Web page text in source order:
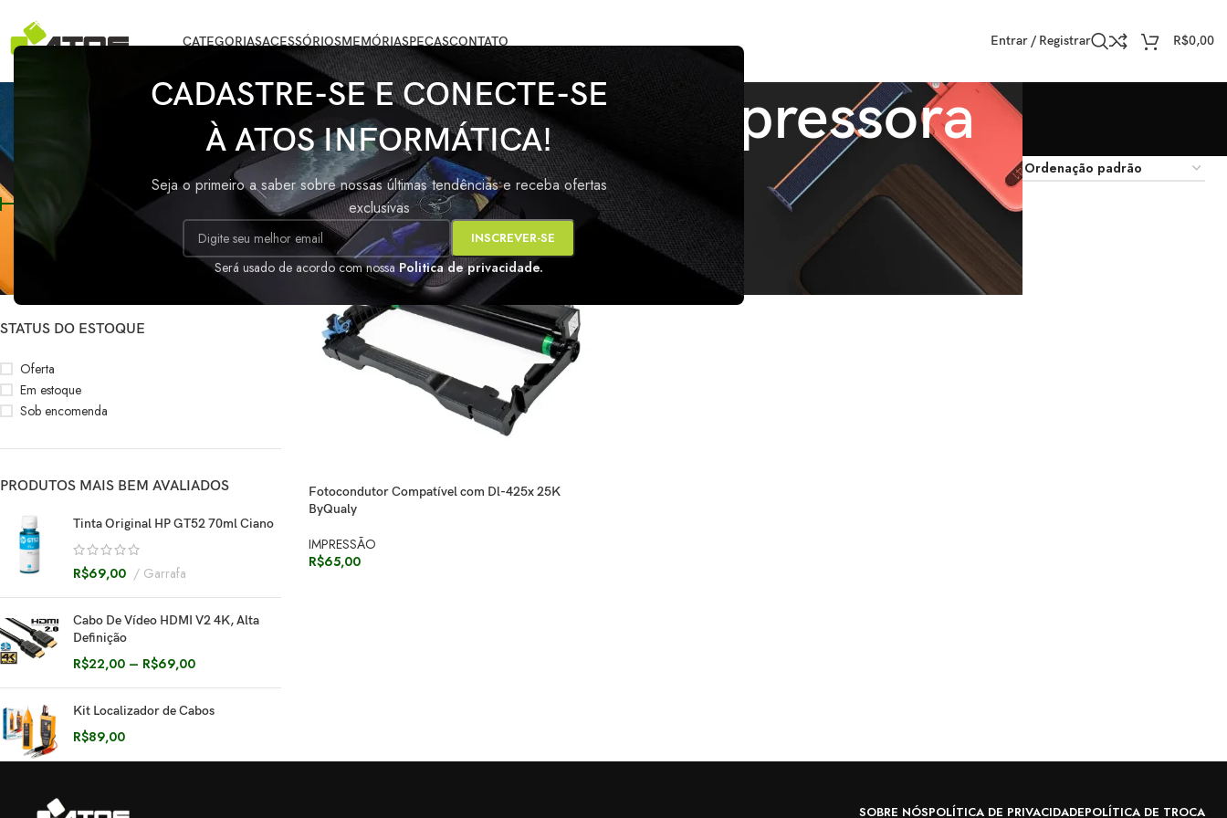
CADASTRE-SE E CONECTE-SE
À ATOS INFORMÁTICA!
Seja o primeiro a saber sobre nossas últimas tendências e receba ofertas
exclusivas
Será usado de acordo com nossaPolitica de privacidade.
CATEGORIASACESSÓRIOSMEMÓRIASPEÇASCONTATO Entrar / Registrar R$0,00
Fotocondutor impressora
FILTRAR POR PREÇO
FILTRAR
R$60
STATUS DO ESTOQUE
Oferta
Em estoque
Sob encomenda
PRODUTOS MAIS BEM AVALIADOS
Tinta Original HP GT52 70ml Ciano
R$69,00 Garrafa
Cabo De Vídeo HDMI V2 4K, Alta
Definição
R$22,00 – R$69,00
Kit Localizador de Cabos
R$89,00
Início/Produtos marcados com a tag “Fotocondutor impressora” Mostrar 12 18 24
Fotocondutor Compatível com Dl-425x 25K
ByQualy
IMPRESSÃO
R$65,00
SOBRE NÓSPOLÍTICA DE PRIVACIDADEPOLÍTICA DE TROCA